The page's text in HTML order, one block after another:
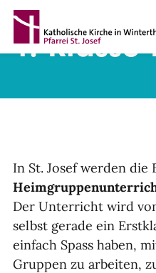
Direkt zum Inhalt
1. Klasse
In St. Josef werden die
Der Unterricht wird
selbst gerade ein
einfach Spass haben,
Gruppen zu arbeiten,